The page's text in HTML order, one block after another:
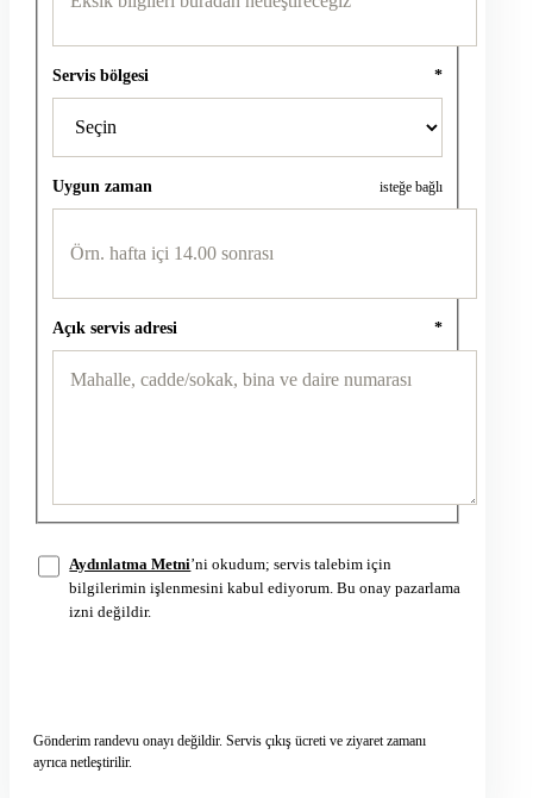
Servis bölgesi *
Uygun zaman isteğe bağlı
Açık servis adresi *
Aydınlatma Metni’ni okudum; servis talebim için
bilgilerimin işlenmesini kabul ediyorum. Bu onay pazarlama
izni değildir.
Gönderim randevu onayı değildir. Servis çıkış ücreti ve ziyaret zamanı
ayrıca netleştirilir.